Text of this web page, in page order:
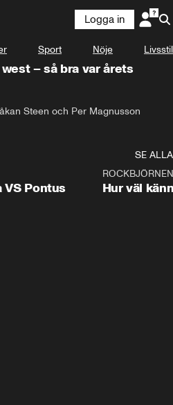
Logga in
Sport Nöje Livsstil
– så bra var årets
Steen och Per Magnusson
SE ALLA
VS Pontus
ROCKBJÖRNEN
Hur väl